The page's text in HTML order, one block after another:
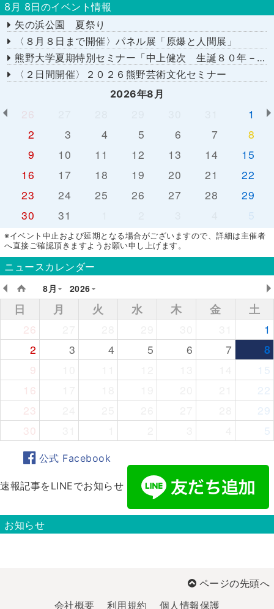
8月 8日のイベント情報
矢の浜公園 夏祭り
〈８月８日まで開催〉パネル展「原爆と人間展」
熊野大学夏期特別セミナー「中上健次 生誕８０年－時代へのまなざし－」
〈２日間開催〉２０２６熊野芸術文化セミナー
2026年8月
26
1
2
3 4 5 6 7
8
9
10 11 12 13 14
15
16
17 18 19 20 21
22
23
24 25 26 27 28
29
30
31 5
※イベント中止および延期となる場合がございますので、詳細は主催者
へ直接ご確認頂きますようお願い申し上げます。
ニュースカレンダー
8月
2026
日 月 火 水 木 金
土
26
1
2
3 4 5 6 7
8
9
15
16
22
23
29
30
5
公式 Facebook
速報記事をLINEでお知らせ
お知らせ
ページの先頭へ
会社概要
利用規約 個人情報保護